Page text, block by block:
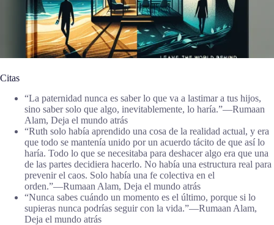
Citas
“La paternidad nunca es saber lo que va a lastimar a tus hijos,
sino saber solo que algo, inevitablemente, lo haría.”―Rumaan
Alam, Deja el mundo atrás
“Ruth solo había aprendido una cosa de la realidad actual, y era
que todo se mantenía unido por un acuerdo tácito de que así lo
haría. Todo lo que se necesitaba para deshacer algo era que una
de las partes decidiera hacerlo. No había una estructura real para
prevenir el caos. Solo había una fe colectiva en el
orden.”―Rumaan Alam, Deja el mundo atrás
“Nunca sabes cuándo un momento es el último, porque si lo
supieras nunca podrías seguir con la vida.”―Rumaan Alam,
Deja el mundo atrás